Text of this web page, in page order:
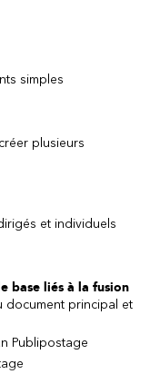
simples
plusieurs
et individuels
base liés à la fusion
document principal et
Publipostage